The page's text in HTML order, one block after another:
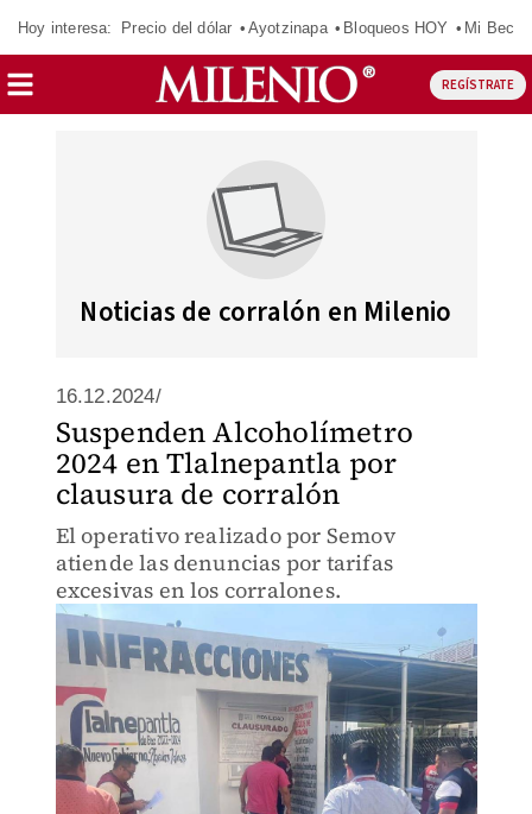
Hoy interesa: Precio del dólar Ayotzinapa Bloqueos HOY Mi Beca
REGÍSTRATE
Noticias de corralón en Milenio
16.12.2024/
Suspenden Alcoholímetro
2024 en Tlalnepantla por
clausura de corralón
El operativo realizado por Semov
atiende las denuncias por tarifas
excesivas en los corralones.